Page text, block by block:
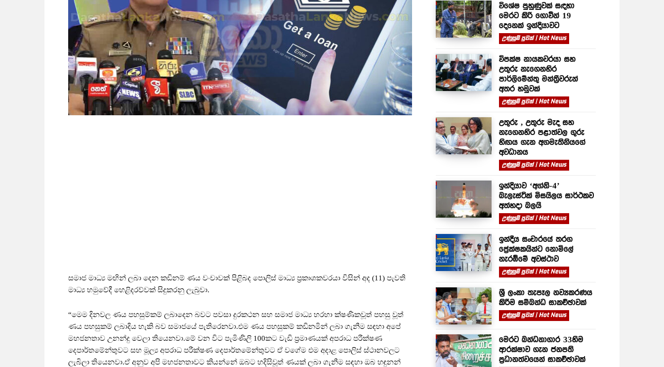
සමාජ මාධ්‍ය මඟින් ලබා දෙන කඩිනම් ණය වංචාවක් පිළිබද පොලිස් මාධ්‍ය ප්‍රකාශකවරයා විසින් අද (11) පැවති
මාධ්‍ය හමුවේදී හෙළිදරව්වක් සිදුකරනු ලැබුවා.
“මෙම දිනවල ණය පහසුම්කම් ලබාදෙන බවට පවසා දුරකථන සහ සමාජ මාධ්‍ය හරහා ක්ෂණිකවූත් පහසු වූත්
ණය පහසුකම් ලබාදිය හැකි බව සමාජයේ පැතිරෙනවා.එම ණය පහසුකම් කඩිනමින් ලබා ගැනීම සඳහා අපේ
මහජනතාව උනන්දු වෙලා තියෙනවා.මේ වන විට පැමිණිලි 100කට වැඩි ප්‍රමාණයක් අපරාධ පරීක්ෂණ
දෙපාර්තමේන්තුවට සහ මූල්‍ය අපරාධ පරීක්ෂණ දෙපාර්තමේන්තුවට ඒ වගේම එම අදාළ පොලිස් ස්ථානවලට
ලැබිලා තියෙනවා.ඒ අනුව අපි මහජනතාවට කියන්නේ ඔබට හදිසිවූත් ණයක් ලබා ගැනීම සඳහා ඔබ හඳුනන්
විශේෂ පුහුණුවක් සඳහා
මෙරට කිරි ගොවීන් 19
දෙනෙක් ඉන්දියාවට
උණුසුම් පුවත් | Hot News
විපක්ෂ නායකවරයා සහ
උතුරු නැගෙනහිර
පාර්ලිමේන්තු මන්ත්‍රීවරුන්
අතර හමුවක්
උණුසුම් පුවත් | Hot News
උතුරු , උතුරු මැද සහ
නැගෙනහිර පළාත්වල ගුරු
හිඟය ගැන අගමැතිනියගේ
අවධානය
උණුසුම් පුවත් | Hot News
ඉන්දියාව ‘අග්නි-4’
බැලැස්ටික් මිසයිලය සාර්ථකව
අත්හදා බලයි
උණුසුම් පුවත් | Hot News
ඉන්දීය සංචාරයේ තරග
ප්‍රේක්ෂකයින්ට නොමිලේ
නැරඹීමේ අවස්ථාව
උණුසුම් පුවත් | Hot News
ශ්‍රී ලංකා තැපෑල නව්‍යකරණය
කිරීම සම්බන්ධ සාකච්ඡාවක්
උණුසුම් පුවත් | Hot News
මෙරට බන්ධනාගාර 33හිම
ආරක්ෂාව ගැන ජනපති
ප්‍රධානත්වයෙන් සාකච්ඡාවක්